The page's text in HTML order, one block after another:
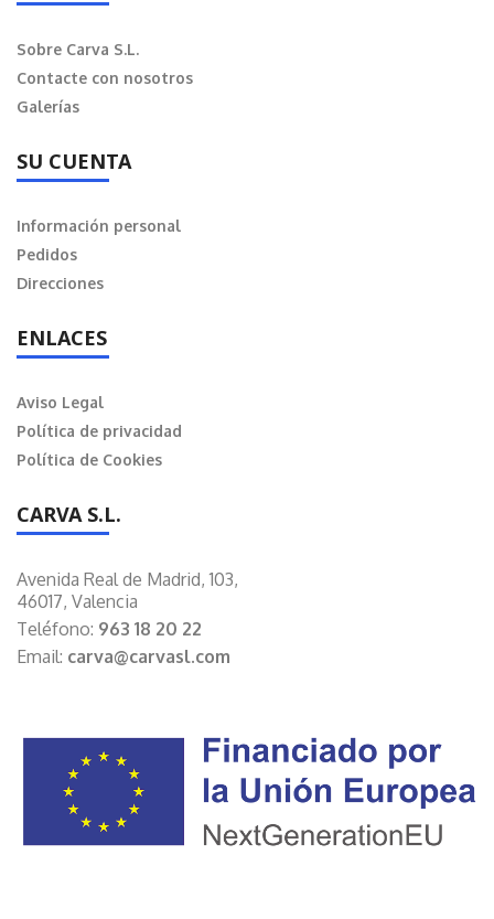
Sobre Carva S.L.
Contacte con nosotros
Galerías
SU CUENTA
Información personal
Pedidos
Direcciones
ENLACES
Aviso Legal
Política de privacidad
Política de Cookies
CARVA S.L.
Avenida Real de Madrid, 103,
46017, Valencia
Teléfono: 963 18 20 22
Email: carva@carvasl.com